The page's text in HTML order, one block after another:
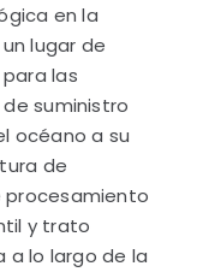
en la
lugar de
las
suministro
océano a su
de
procesamiento
y trato
a lo largo de la